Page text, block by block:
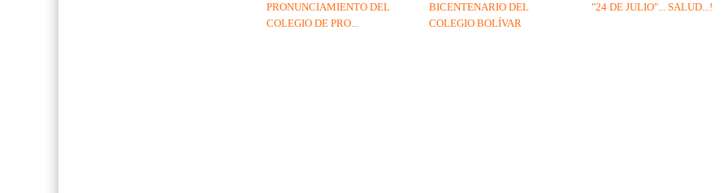
"24 DE JULIO"... SALUD...!
BICENTENARIO DEL
COLEGIO BOLÍVAR
PRONUNCIAMIENTO DEL
COLEGIO DE PRO...